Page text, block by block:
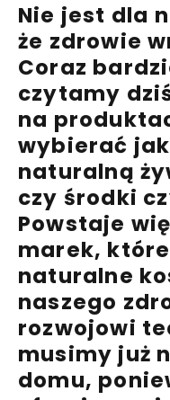
Nie jest dla
że zdrowie
Coraz
czytamy
na
wybierać
naturalną
czy środki
Powstaje
marek,
naturalne
naszego
rozwojowi
musimy już
domu,